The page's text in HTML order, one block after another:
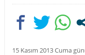
15 Kasım 2013 Cuma